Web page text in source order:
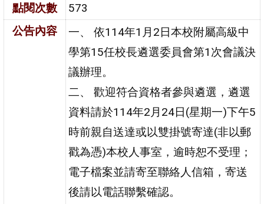
點閱次數
573
公告內容
一、 依114年1月2日本校附屬高級中
學第15任校長遴選委員會第1次會議決
議辦理。
二、 歡迎符合資格者參與遴選，遴選
資料請於114年2月24日(星期一)下午5
時前親自送達或以雙掛號寄達(非以郵
戳為憑)本校人事室，逾時恕不受理；
電子檔案並請寄至聯絡人信箱，寄送
後請以電話聯繫確認。